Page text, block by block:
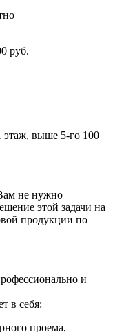
руб.
этаж, выше 5-го 100
не нужно
этой задачи на
продукции по
и
в себя:
проема,